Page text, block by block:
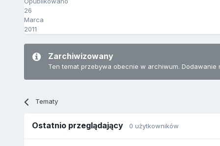
26
Marca
2011
Zarchiwizowany
Ten temat przebywa obecnie w archiwum. Dodawanie
Tematy
Ostatnio przeglądający 0 użytkowników